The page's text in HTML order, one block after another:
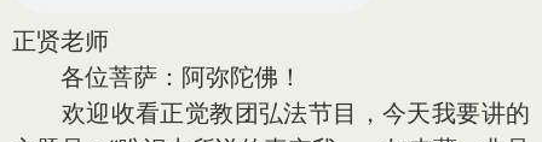
正贤老师
各位菩萨：阿弥陀佛！
欢迎收看正觉教团弘法节目，今天我要讲的